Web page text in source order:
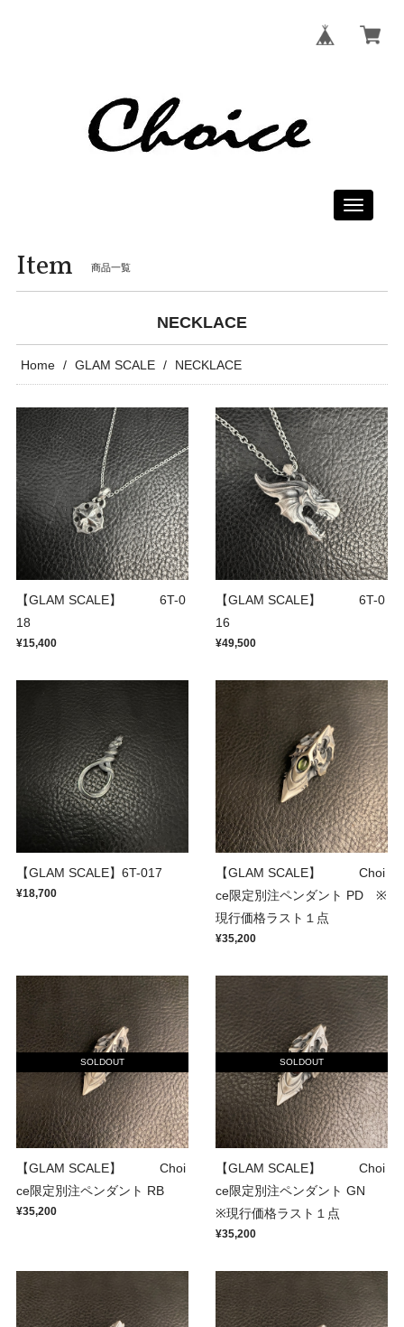
Toggle
Item 商品一覧
NECKLACE
Home GLAM SCALE NECKLACE
【GLAM SCALE】 6T-0
18
¥15,400
【GLAM SCALE】 6T-0
16
¥49,500
【GLAM SCALE】6T-017
¥18,700
【GLAM SCALE】 Choi
ce限定別注ペンダント PD ※
現行価格ラスト１点
¥35,200
SOLDOUT
【GLAM SCALE】 Choi
ce限定別注ペンダント RB
¥35,200
SOLDOUT
【GLAM SCALE】 Choi
ce限定別注ペンダント GN
※現行価格ラスト１点
¥35,200